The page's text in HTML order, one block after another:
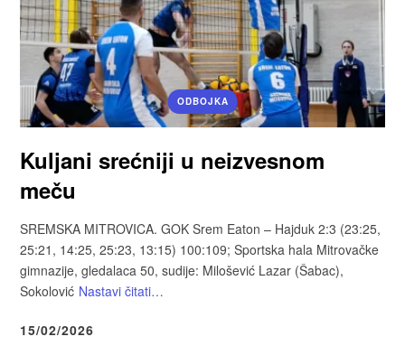
ODBOJKA
Kuljani srećniji u neizvesnom
meču
SREMSKA MITROVICA. GOK Srem Eaton – Hajduk 2:3 (23:25,
25:21, 14:25, 25:23, 13:15) 100:109; Sportska hala Mitrovačke
gimnazije, gledalaca 50, sudije: Milošević Lazar (Šabac),
Sokolović Nastavi čitati…
15/02/2026